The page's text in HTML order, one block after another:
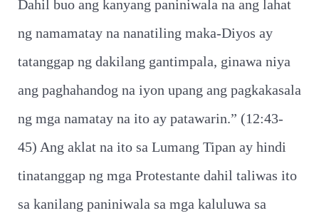
Dahil buo ang kanyang paniniwala na ang lahat
ng namamatay na nanatiling maka-Diyos ay
tatanggap ng dakilang gantimpala, ginawa niya
ang paghahandog na iyon upang ang pagkakasala
ng mga namatay na ito ay patawarin.” (12:43-
45) Ang aklat na ito sa Lumang Tipan ay hindi
tinatanggap ng mga Protestante dahil taliwas ito
sa kanilang paniniwala sa mga kaluluwa sa